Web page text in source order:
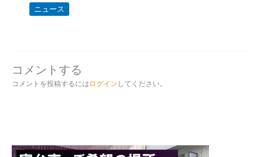
ニュース
コメントする
コメントを投稿するには ログイン してください。